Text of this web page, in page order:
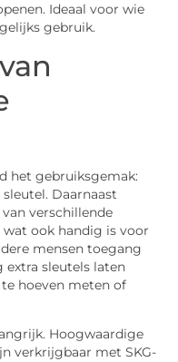
Ideaal voor wie
gebruik.
het gebruiksgemak:
Daarnaast
verschillende
wat ook handig is voor
mensen toegang
extra sleutels laten
hoeven meten of
Hoogwaardige
verkrijgbaar met SKG-